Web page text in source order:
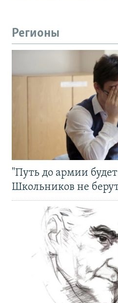
Регионы
"Путь до армии
Школьников не